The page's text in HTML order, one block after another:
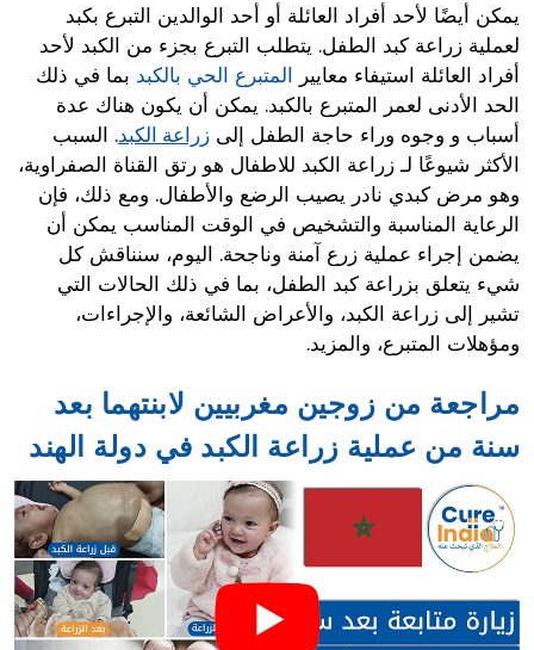
يمكن أيضًا لأحد أفراد العائلة أو أحد الوالدين التبرع بكبد
لعملية زراعة كبد الطفل. يتطلب التبرع بجزء من الكبد لأحد
أفراد العائلة استيفاء معايير المتبرع الحي بالكبد بما في ذلك
الحد الأدنى لعمر المتبرع بالكبد. يمكن أن يكون هناك عدة
أسباب و وجوه وراء حاجة الطفل إلى زراعة الكبد. السبب
الأكثر شيوعًا لـ زراعة الكبد للاطفال هو رتق القناة الصفراوية،
وهو مرض كبدي نادر يصيب الرضع والأطفال. ومع ذلك، فإن
الرعاية المناسبة والتشخيص في الوقت المناسب يمكن أن
يضمن إجراء عملية زرع آمنة وناجحة. اليوم، سنناقش كل
شيء يتعلق بزراعة كبد الطفل، بما في ذلك الحالات التي
تشير إلى زراعة الكبد، والأعراض الشائعة، والإجراءات،
ومؤهلات المتبرع، والمزيد.
مراجعة من زوجين مغربيين لابنتهما بعد
سنة من عملية زراعة الكبد في دولة الهند